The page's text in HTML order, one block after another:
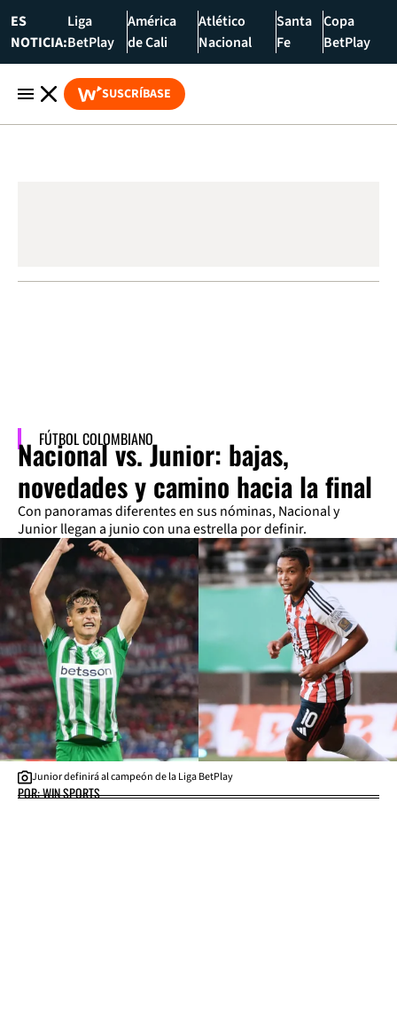
ES
NOTICIA:
Liga
BetPlay
América
de Cali
Atlético
Nacional
Santa
Fe
Copa
BetPlay
SUSCRÍBASE
FÚTBOL COLOMBIANO
Nacional vs. Junior: bajas,
novedades y camino hacia la final
Con panoramas diferentes en sus nóminas, Nacional y
Junior llegan a junio con una estrella por definir.
Junior definirá al campeón de la Liga BetPlay
POR: WIN SPORTS